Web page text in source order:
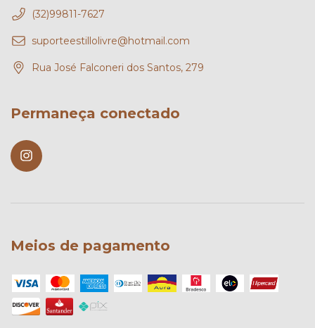
(32)99811-7627
suporteestillolivre@hotmail.com
Rua José Falconeri dos Santos, 279
Permaneça conectado
Meios de pagamento